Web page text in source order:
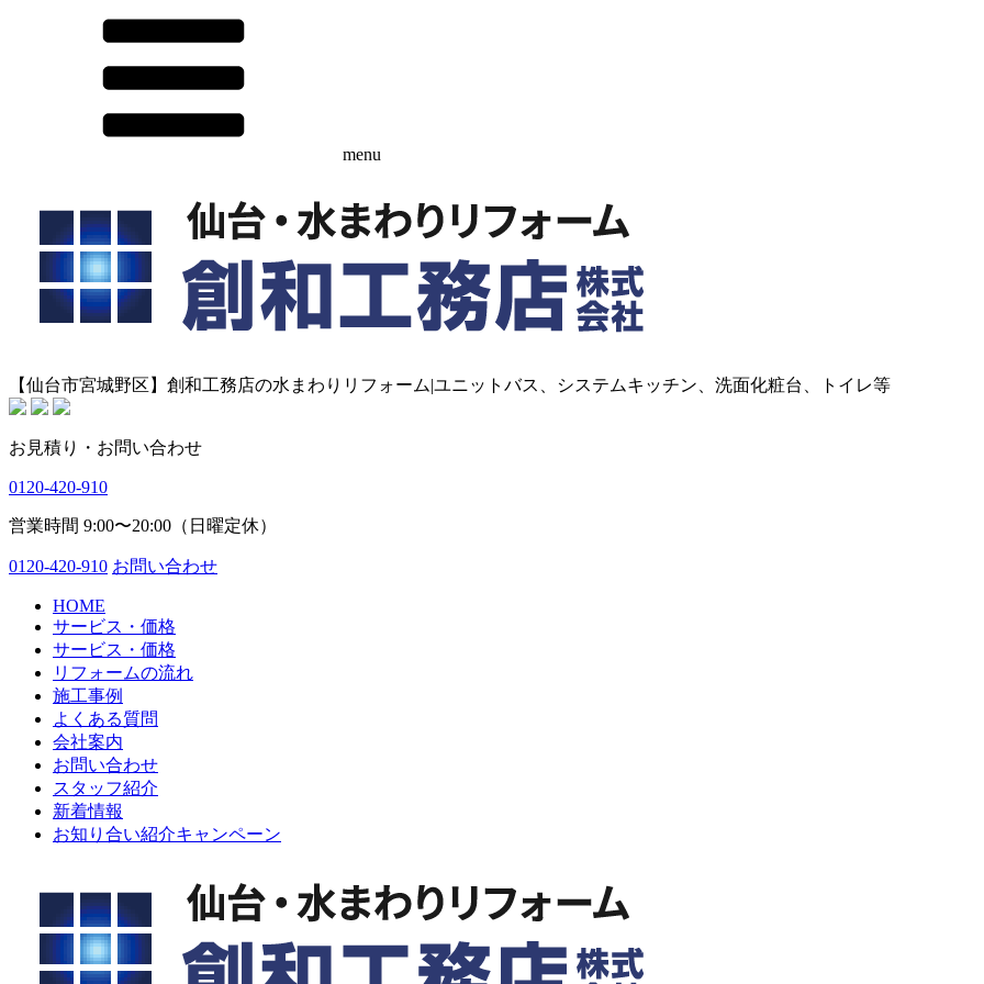
menu
【仙台市宮城野区】創和工務店の水まわりリフォーム|ユニットバス、システムキッチン、洗面化粧台、トイレ等
お見積り・お問い合わせ
0120-420-910
営業時間 9:00〜20:00（日曜定休）
0120-420-910 お問い合わせ
HOME
サービス・価格
サービス・価格
リフォームの流れ
施工事例
よくある質問
会社案内
お問い合わせ
スタッフ紹介
新着情報
お知り合い紹介キャンペーン